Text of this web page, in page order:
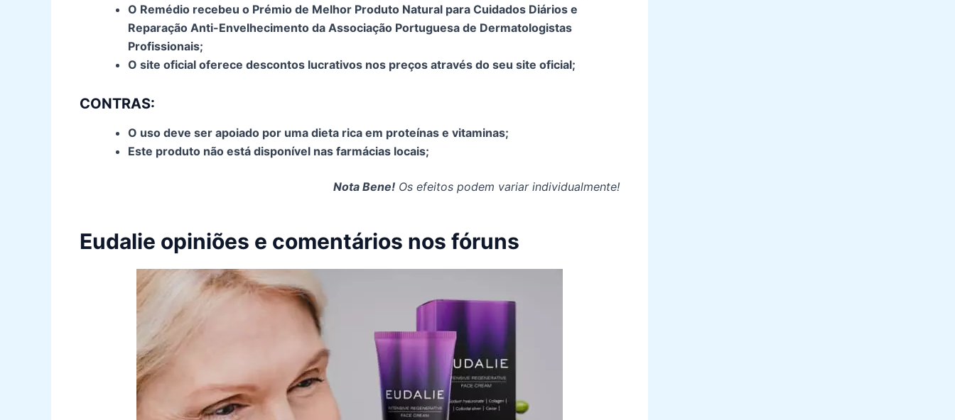
O Remédio recebeu o Prémio de Melhor Produto Natural para Cuidados Diários e
Reparação Anti-Envelhecimento da Associação Portuguesa de Dermatologistas
Profissionais;
O site oficial oferece descontos lucrativos nos preços através do seu site oficial;
CONTRAS:
O uso deve ser apoiado por uma dieta rica em proteínas e vitaminas;
Este produto não está disponível nas farmácias locais;
Nota Bene! Os efeitos podem variar individualmente!
Eudalie opiniões e comentários nos fóruns